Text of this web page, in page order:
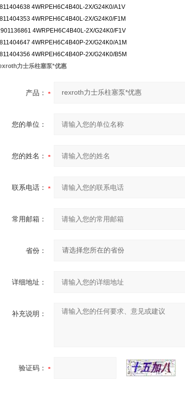
4WRPEH6C4B40L-2X/G24K0/A1V
4WRPEH6C4B40L-2X/G24K0/F1M
4WRPEH6C4B40L-2X/G24K0/F1V
4WRPEH6C4B40P-2X/G24K0/A1M
4WRPEH6C4B40P-2X/G24K0/B5M
力士乐柱塞泵*优惠
产品：
您的单位：
您的姓名：
联系电话：
常用邮箱：
省份：
详细地址：
补充说明：
验证码：